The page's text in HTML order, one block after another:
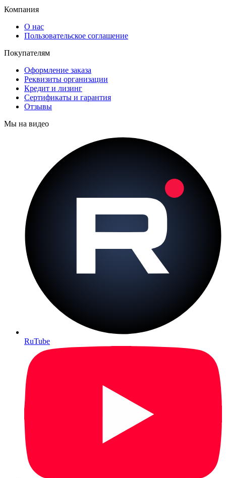
Компания
О нас
Пользовательское соглашение
Покупателям
Оформление заказа
Реквизиты организации
Кредит и лизинг
Сертификаты и гарантия
Отзывы
Мы на видео
RuTube